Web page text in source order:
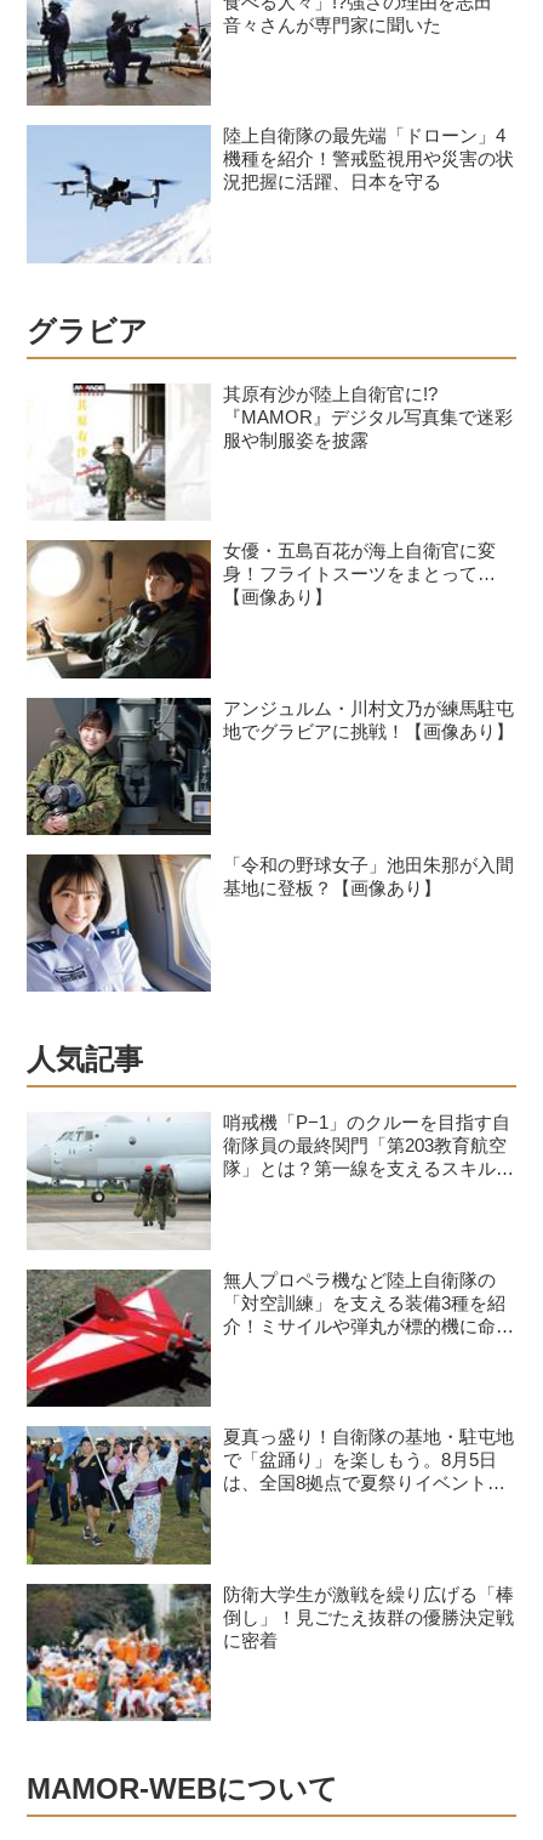
音々さんが専門家に聞いた
陸上自衛隊の最先端「ドローン」4
機種を紹介！警戒監視用や災害の状
況把握に活躍、日本を守る
グラビア
其原有沙が陸上自衛官に!?
『MAMOR』デジタル写真集で迷彩
服や制服姿を披露
女優・五島百花が海上自衛官に変
身！フライトスーツをまとって…
【画像あり】
アンジュルム・川村文乃が練馬駐屯
地でグラビアに挑戦！【画像あり】
「令和の野球女子」池田朱那が入間
基地に登板？【画像あり】
人気記事
哨戒機「P−1」のクルーを目指す自
衛隊員の最終関門「第203教育航空
隊」とは？第一線を支えるスキルを
無人プロペラ機など陸上自衛隊の
「対空訓練」を支える装備3種を紹
介！ミサイルや弾丸が標的機に命中
夏真っ盛り！自衛隊の基地・駐屯地
で「盆踊り」を楽しもう。8月5日
は、全国8拠点で夏祭りイベントが
防衛大学生が激戦を繰り広げる「棒
倒し」！見ごたえ抜群の優勝決定戦
に密着
MAMOR-WEBについて